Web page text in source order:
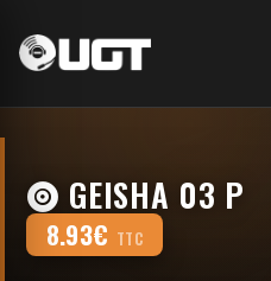
GEISHA 03 P
8.93€ TTC